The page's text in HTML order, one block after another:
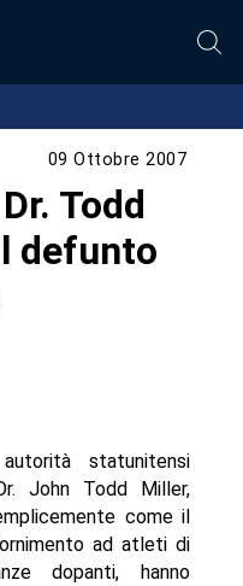
09 Ottobre 2007
Todd
defunto
statunitensi
John Todd Miller,
come il
ad atleti di
dopanti, hanno